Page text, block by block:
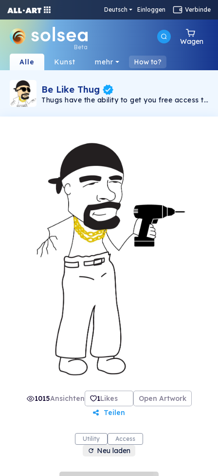
Deutsch Einloggen Verbinde
Beta
Wagen
Alle Kunst mehr How to?
Be Like Thug
Thugs have the ability to get you free access to
have at least one Thug NFT then you can
Shitcoins), passive income or anything else that
you can imagine in Crypto Space. This NFT
represent an already gigantic community of
11,000 members in Facebook called Crypto
News Media which was established in April
2021 with an aim to help each and every
member become a millionaire in 10 years time
(if someone got millionaire sooner than its
okay, we don't mind that :-) The aim of this
NFT is to put an end to the fee structure and
make everything FREE to the owner of this NFT
for lifetime! And of course the art is already
registered as a trademark in US and "Be Like
Thug" has a Facebook page with about
800,000 followers. Just the unique art is worth
price but if you imagine the utility then it is a
steal for sure.
1015Ansichten 1Likes
Open Artwork
Teilen
Utility Access
Neu laden